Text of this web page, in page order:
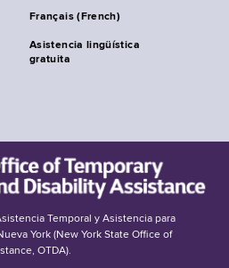
Français (French)
Asistencia lingüística
gratuita
Temporal y Asistencia para
York (New York State Office of
OTDA).